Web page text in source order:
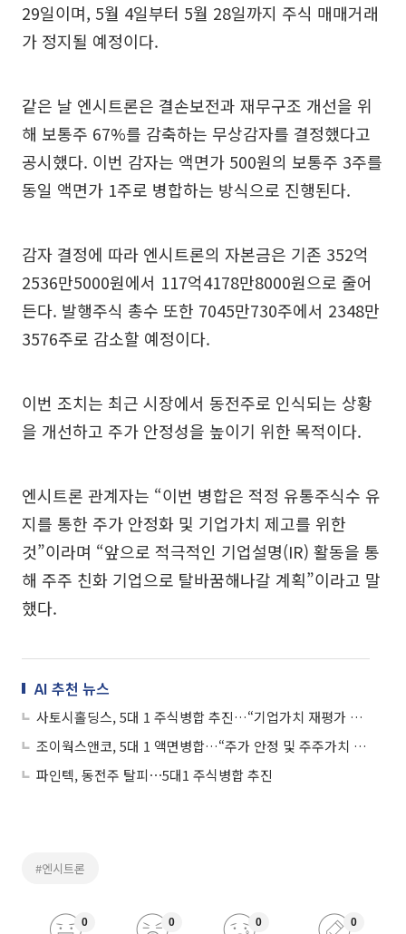
29일이며, 5월 4일부터 5월 28일까지 주식 매매거래
가 정지될 예정이다.
같은 날 엔시트론은 결손보전과 재무구조 개선을 위
해 보통주 67%를 감축하는 무상감자를 결정했다고
공시했다. 이번 감자는 액면가 500원의 보통주 3주를
동일 액면가 1주로 병합하는 방식으로 진행된다.
감자 결정에 따라 엔시트론의 자본금은 기존 352억
2536만5000원에서 117억4178만8000원으로 줄어
든다. 발행주식 총수 또한 7045만730주에서 2348만
3576주로 감소할 예정이다.
이번 조치는 최근 시장에서 동전주로 인식되는 상황
을 개선하고 주가 안정성을 높이기 위한 목적이다.
엔시트론 관계자는 “이번 병합은 적정 유통주식수 유
지를 통한 주가 안정화 및 기업가치 제고를 위한
것”이라며 “앞으로 적극적인 기업설명(IR) 활동을 통
해 주주 친화 기업으로 탈바꿈해나갈 계획”이라고 말
했다.
AI 추천 뉴스
사토시홀딩스, 5대 1 주식병합 추진…“기업가치 재평가 및 주가 안정화 총력”
조이웍스앤코, 5대 1 액면병합…“주가 안정 및 주주가치 제고”
파인텍, 동전주 탈피⋯5대1 주식병합 추진
#엔시트론
0 0 0 0